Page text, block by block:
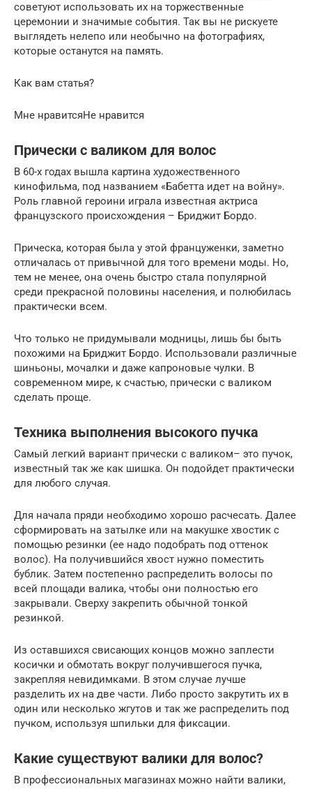
советуют использовать их на торжественные
церемонии и значимые события. Так вы не рискуете
выглядеть нелепо или необычно на фотографиях,
которые останутся на память.
Как вам статья?
Мне нравитсяНе нравится
Прически с валиком для волос
В 60-х годах вышла картина художественного
кинофильма, под названием «Бабетта идет на войну».
Роль главной героини играла известная актриса
французского происхождения – Бриджит Бордо.
Прическа, которая была у этой француженки, заметно
отличалась от привычной для того времени моды. Но,
тем не менее, она очень быстро стала популярной
среди прекрасной половины населения, и полюбилась
практически всем.
Что только не придумывали модницы, лишь бы быть
похожими на Бриджит Бордо. Использовали различные
шиньоны, мочалки и даже капроновые чулки. В
современном мире, к счастью, прически с валиком
сделать проще.
Техника выполнения высокого пучка
Самый легкий вариант прически с валиком– это пучок,
известный так же как шишка. Он подойдет практически
для любого случая.
Для начала пряди необходимо хорошо расчесать. Далее
сформировать на затылке или на макушке хвостик с
помощью резинки (ее надо подобрать под оттенок
волос). На получившийся хвост нужно поместить
бублик. Затем постепенно распределить волосы по
всей площади валика, чтобы они полностью его
закрывали. Сверху закрепить обычной тонкой
резинкой.
Из оставшихся свисающих концов можно заплести
косички и обмотать вокруг получившегося пучка,
закрепляя невидимками. В этом случае лучше
разделить их на две части. Либо просто закрутить их в
один или несколько жгутов и так же распределить под
пучком, используя шпильки для фиксации.
Какие существуют валики для волос?
В профессиональных магазинах можно найти валики,